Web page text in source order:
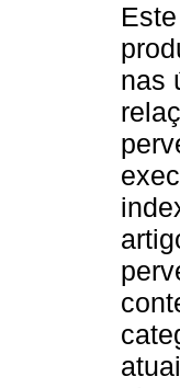
nas